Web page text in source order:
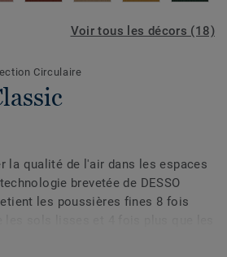
Voir tous les décors (18)
Circulaire
la qualité de l'air dans les espaces
brevetée de DESSO
les poussières fines 8 fois